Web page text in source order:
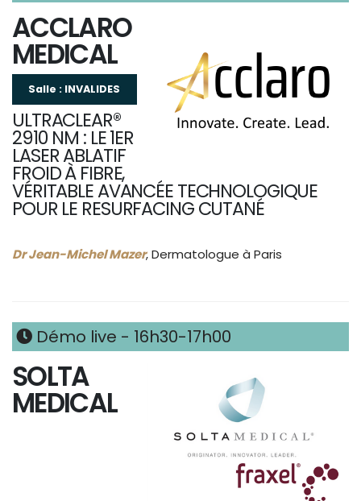
ACCLARO
MEDICAL
Salle : INVALIDES
ULTRACLEAR®
2910 NM : LE 1ER
LASER ABLATIF
FROID À FIBRE,
VÉRITABLE AVANCÉE TECHNOLOGIQUE
POUR LE RESURFACING CUTANÉ
Dr Jean-Michel Mazer, Dermatologue à Paris
Démo live - 16h30-17h00
SOLTA
MEDICAL